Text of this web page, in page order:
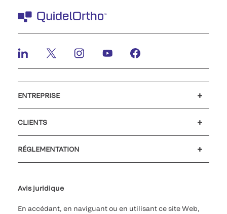
ENTREPRISE
CLIENTS
RÉGLEMENTATION
Avis juridique
En accédant, en naviguant ou en utilisant ce site Web,